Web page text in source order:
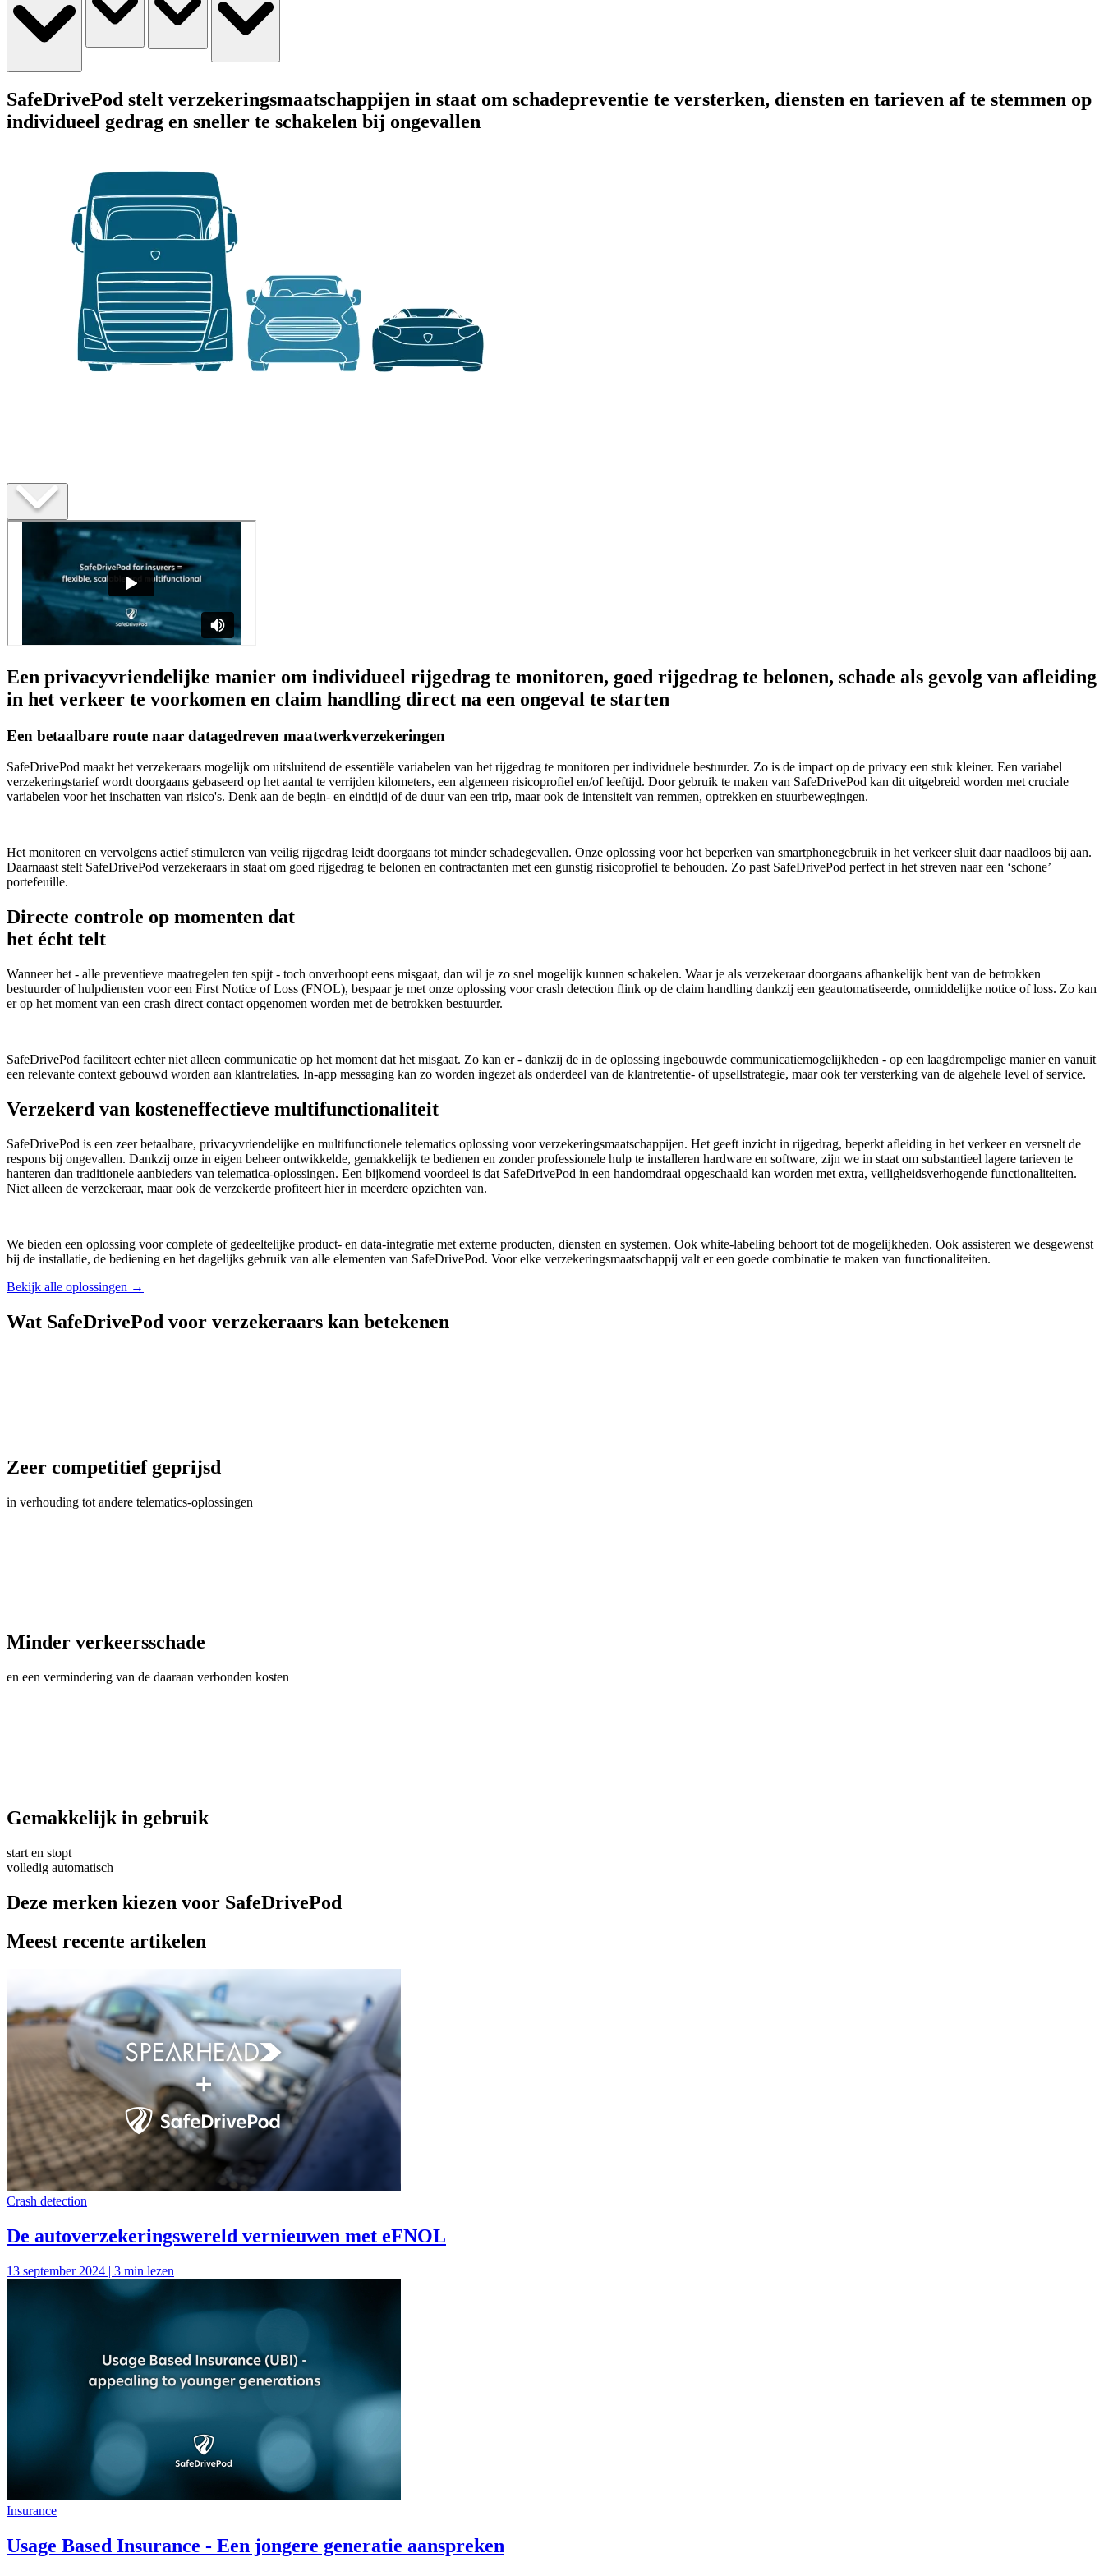
SafeDrivePod stelt verzekeringsmaatschappijen in staat om schadepreventie te versterken, diensten en tarieven af te stemmen op
individueel gedrag en sneller te schakelen bij ongevallen
Een privacyvriendelijke manier om individueel rijgedrag te monitoren, goed rijgedrag te belonen, schade als gevolg van afleiding
in het verkeer te voorkomen en claim handling direct na een ongeval te starten
Een betaalbare route naar datagedreven maatwerkverzekeringen
SafeDrivePod maakt het verzekeraars mogelijk om uitsluitend de essentiële variabelen van het rijgedrag te monitoren per individuele bestuurder. Zo is de impact op de privacy een stuk kleiner. Een variabel
verzekeringstarief wordt doorgaans gebaseerd op het aantal te verrijden kilometers, een algemeen risicoprofiel en/of leeftijd. Door gebruik te maken van SafeDrivePod kan dit uitgebreid worden met cruciale
variabelen voor het inschatten van risico's. Denk aan de begin- en eindtijd of de duur van een trip, maar ook de intensiteit van remmen, optrekken en stuurbewegingen.
Het monitoren en vervolgens actief stimuleren van veilig rijgedrag leidt doorgaans tot minder schadegevallen. Onze oplossing voor het beperken van smartphonegebruik in het verkeer sluit daar naadloos bij aan.
Daarnaast stelt SafeDrivePod verzekeraars in staat om goed rijgedrag te belonen en contractanten met een gunstig risicoprofiel te behouden. Zo past SafeDrivePod perfect in het streven naar een ‘schone’
portefeuille.
Directe controle op momenten dat
het écht telt
Wanneer het - alle preventieve maatregelen ten spijt - toch onverhoopt eens misgaat, dan wil je zo snel mogelijk kunnen schakelen. Waar je als verzekeraar doorgaans afhankelijk bent van de betrokken
bestuurder of hulpdiensten voor een First Notice of Loss (FNOL), bespaar je met onze oplossing voor crash detection flink op de claim handling dankzij een geautomatiseerde, onmiddelijke notice of loss. Zo kan
er op het moment van een crash direct contact opgenomen worden met de betrokken bestuurder.
SafeDrivePod faciliteert echter niet alleen communicatie op het moment dat het misgaat. Zo kan er - dankzij de in de oplossing ingebouwde communicatiemogelijkheden - op een laagdrempelige manier en vanuit
een relevante context gebouwd worden aan klantrelaties. In-app messaging kan zo worden ingezet als onderdeel van de klantretentie- of upsellstrategie, maar ook ter versterking van de algehele level of service.
Verzekerd van kosteneffectieve multifunctionaliteit
SafeDrivePod is een zeer betaalbare, privacyvriendelijke en multifunctionele telematics oplossing voor verzekeringsmaatschappijen. Het geeft inzicht in rijgedrag, beperkt afleiding in het verkeer en versnelt de
respons bij ongevallen. Dankzij onze in eigen beheer ontwikkelde, gemakkelijk te bedienen en zonder professionele hulp te installeren hardware en software, zijn we in staat om substantieel lagere tarieven te
hanteren dan traditionele aanbieders van telematica-oplossingen. Een bijkomend voordeel is dat SafeDrivePod in een handomdraai opgeschaald kan worden met extra, veiligheidsverhogende functionaliteiten.
Niet alleen de verzekeraar, maar ook de verzekerde profiteert hier in meerdere opzichten van.
We bieden een oplossing voor complete of gedeeltelijke product- en data-integratie met externe producten, diensten en systemen. Ook white-labeling behoort tot de mogelijkheden. Ook assisteren we desgewenst
bij de installatie, de bediening en het dagelijks gebruik van alle elementen van SafeDrivePod. Voor elke verzekeringsmaatschappij valt er een goede combinatie te maken van functionaliteiten.
Bekijk alle oplossingen →
Wat SafeDrivePod voor verzekeraars kan betekenen
Zeer competitief geprijsd
in verhouding tot andere telematics-oplossingen
Minder verkeersschade
en een vermindering van de daaraan verbonden kosten
Gemakkelijk in gebruik
start en stopt
volledig automatisch
Deze merken kiezen voor SafeDrivePod
Meest recente artikelen
Crash detection
De autoverzekeringswereld vernieuwen met eFNOL
13 september 2024 | 3 min lezen
Insurance
Usage Based Insurance - Een jongere generatie aanspreken